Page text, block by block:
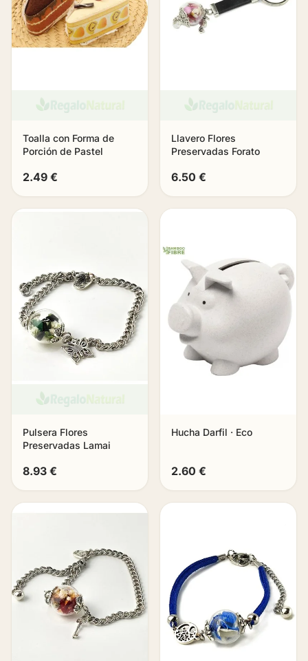
Toalla con Forma de
Porción de Pastel
2.49 €
Llavero Flores
Preservadas Forato
6.50 €
Pulsera Flores
Preservadas Lamai
8.93 €
Hucha Darfil · Eco
2.60 €